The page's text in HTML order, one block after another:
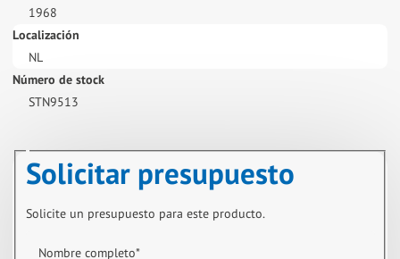
1968
Localización
NL
Número de stock
STN9513
Solicitar presupuesto
Solicite un presupuesto para este producto.
Nombre completo*